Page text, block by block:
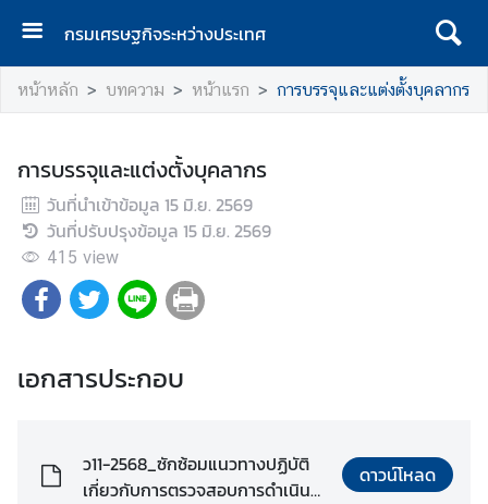
กรมเศรษฐกิจระหว่างประเทศ
ห
น้
ร
ก
ก
ม
ร
กิ
จ
หน้าหลัก บทความ หน้าแรก การบรรจุและแต่งตั้งบุคลากร
การบรรจุและแต่งตั้งบุคลากร
วันที่นำเข้าข้อมูล 15 มิ.ย. 2569
วันที่ปรับปรุงข้อมูล 15 มิ.ย. 2569
415 view
เอกสารประกอบ
ว11-2568_ซักซ้อมแนวทางปฏิบัติ
เกี่ยวกับการตรวจสอบการดำเนิน
ดาวน์โหลด